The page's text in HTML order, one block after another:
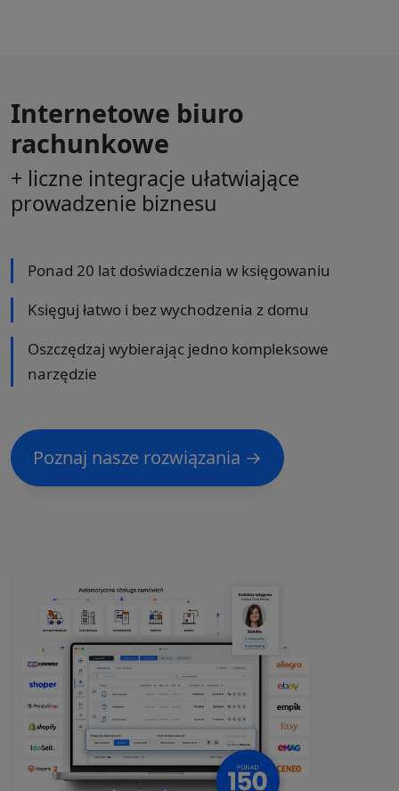
Internetowe biuro
rachunkowe
+ liczne integracje ułatwiające
prowadzenie biznesu
Ponad 20 lat doświadczenia w księgowaniu
Księguj łatwo i bez wychodzenia z domu
Oszczędzaj wybierając jedno kompleksowe
narzędzie
Poznaj nasze rozwiązania →